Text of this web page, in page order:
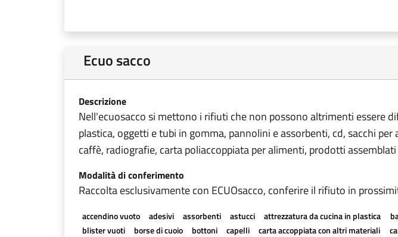
Ecuo sacco
Descrizione
Nell'ecuosacco si mettono i rifiuti che non possono altrimenti essere
plastica, oggetti e tubi in gomma, pannolini e assorbenti, cd, sacchi
caffè, radiografie, carta poliaccoppiata per alimenti, prodotti
Modalità di conferimento
Raccolta esclusivamente con ECUOsacco, conferire il rifiuto in
accendino vuoto adesivi assorbenti astucci attrezzatura da cucina in plastica
blister vuoti
borse di cuoio bottoni capelli carta accoppiata con altri materiali